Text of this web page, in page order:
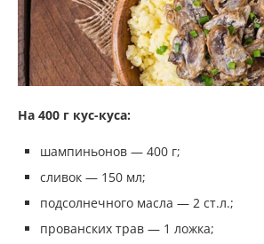
На 400 г кус-куса:
шампиньонов — 400 г;
сливок — 150 мл;
подсолнечного масла — 2 ст.л.;
прованских трав — 1 ложка;